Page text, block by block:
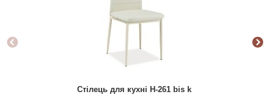
Стілець для кухні H-261 bis k